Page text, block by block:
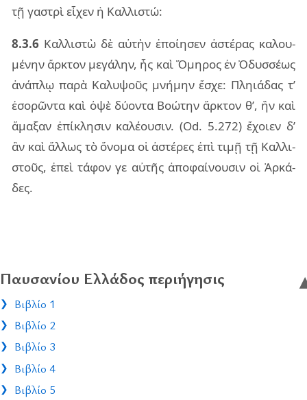
τῇ γα­στρὶ εἶ­χεν ἡ Καλ­λι­στώ:
8.3.6 Καλ­λι­στὼ δὲ αὐ­τὴν ἐποί­η­σεν ἀστέ­ρας κα­λου­
μέ­νην ἄρ­κτον με­γά­λην, ἧς καὶ Ὅμη­ρος ἐν Ὀδυσ­σέ­ως
ἀνά­πλῳ παρὰ Καλυ­ψοῦς μνή­μην ἔσχε: Πλη­ιά­δας τ’
ἐσο­ρῶν­τα καὶ ὀψὲ δύ­ον­τα Βοώ­την ἄρ­κτον θ’, ἣν καὶ
ἅμα­ξαν ἐπί­κλη­σιν κα­λέ­ου­σιν. (Od. 5.272) ἔχοιεν δ’
ἂν καὶ ἄλ­λως τὸ ὄνο­μα οἱ ἀστέ­ρες ἐπὶ τιμῇ τῇ Καλ­λι­
στοῦς, ἐπεὶ τά­φον γε αὐ­τῆς ἀπο­φαί­νου­σιν οἱ Ἀρκά­
δες.
Παυσανίου Ελλάδος περιήγησις
Βιβλίο 1
Βιβλίο 2
Βιβλίο 3
Βιβλίο 4
Βιβλίο 5